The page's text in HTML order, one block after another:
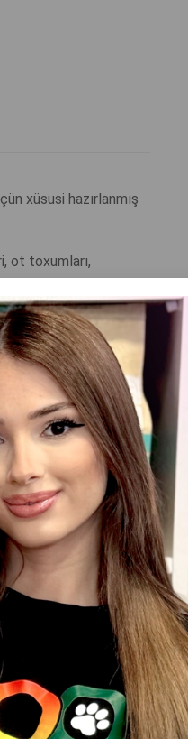
xüsusi hazırlanmış
ot toxumları,
parlaq lələk
balanslaşdırılmış
Hamısını Gör
KIKI EXCELLENT MAX
KANAREYKALAR ÜÇÜN
VƏ DEKORATIV
SAĞLAMLIĞININ
ÜÇÜN HAZIRLANMIŞ
YEM.